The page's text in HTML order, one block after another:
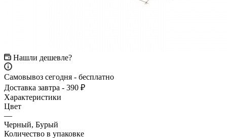
Нашли дешевле?
Самовывоз сегодня - бесплатно
Доставка завтра - 390 ₽
Характеристики
Цвет
—
Черный, Бурый
Количество в упаковке